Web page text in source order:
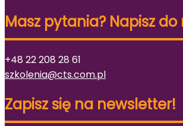
Masz pytania? Napisz do
+48 22 208 28 61
szkolenia@cts.com.pl
Zapisz się na newsletter!